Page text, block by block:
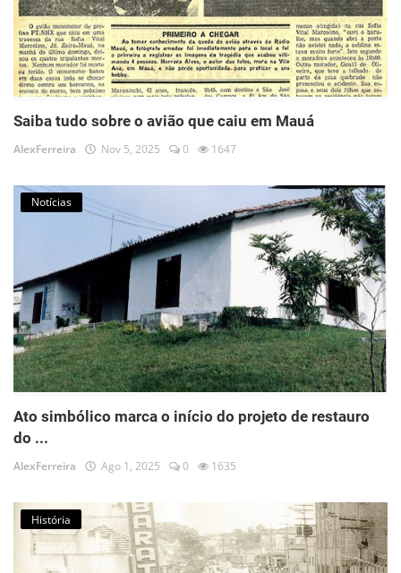
Saiba tudo sobre o avião que caiu em Mauá
AlexFerreira Nov 5, 2025 0 1647
Notícias
Ato simbólico marca o início do projeto de restauro
do ...
AlexFerreira Ago 1, 2025 0 1635
História